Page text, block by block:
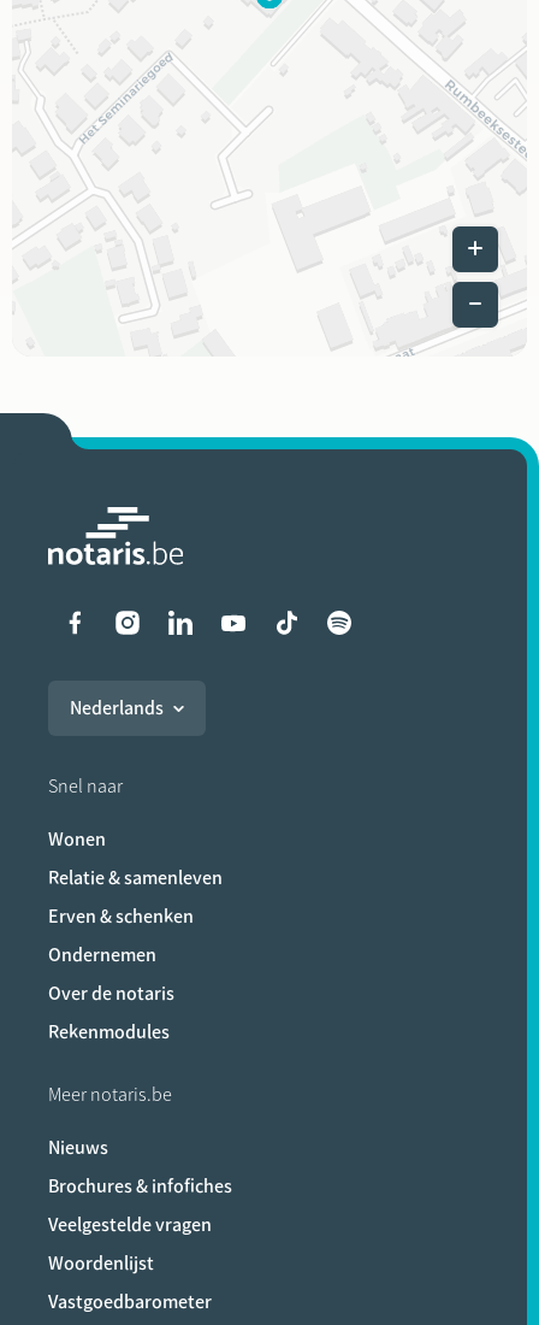
Leaflet
Liens vers les réseaux
Nederlands
Snel naar
Wonen
Relatie & samenleven
Erven & schenken
Ondernemen
Over de notaris
Rekenmodules
Meer notaris.be
Nieuws
Brochures & infofiches
Veelgestelde vragen
Woordenlijst
Vastgoedbarometer